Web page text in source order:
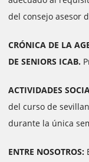
del consejo asesor
CRÓNICA DE LA
DE SENIORS ICAB.
ACTIVIDADES
del curso de
durante la única
ENTRE NOSOTROS: